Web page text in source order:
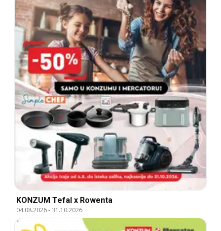
KONZUM Tefal x Rowenta
04.08.2026-31.10.2026